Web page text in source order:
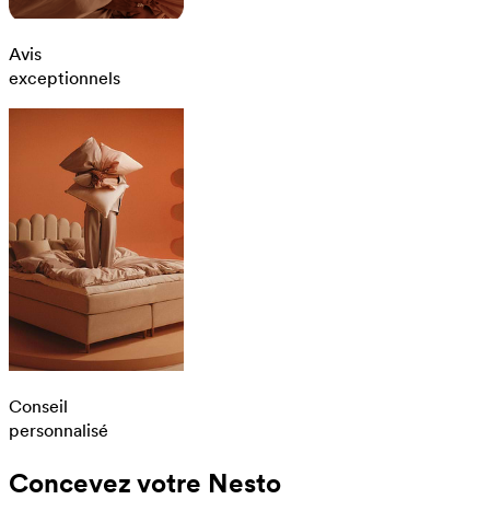
Avis
exceptionnels
Conseil
personnalisé
Concevez votre Nesto